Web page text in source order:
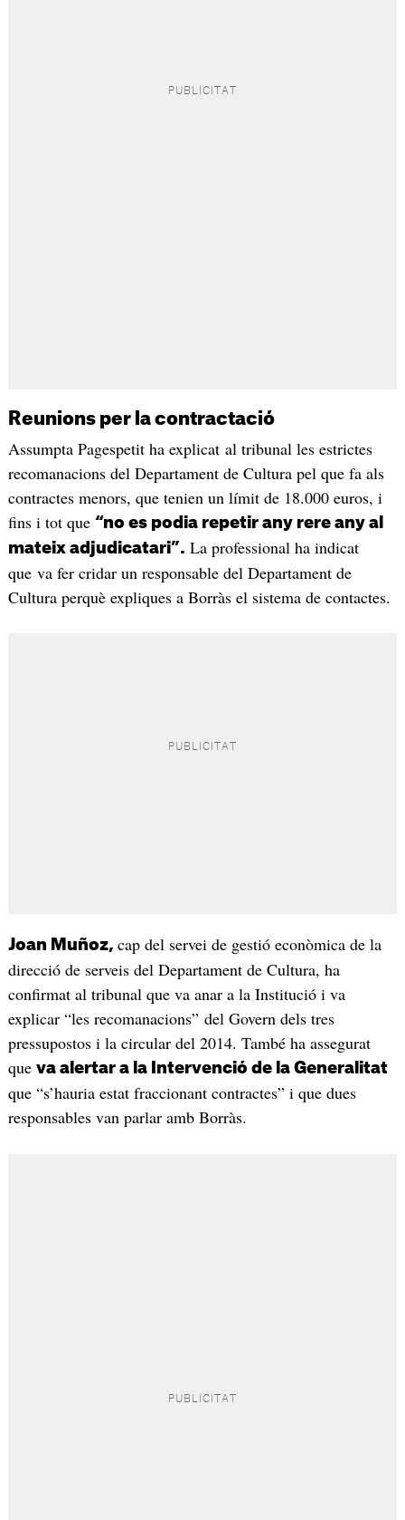
Reunions per la contractació
Assumpta Pagespetit ha explicat al tribunal les estrictes
recomanacions del Departament de Cultura pel que fa als
contractes menors, que tenien un límit de 18.000 euros, i
fins i tot que “no es podia repetir any rere any al
mateix adjudicatari”. La professional ha indicat
que va fer cridar un responsable del Departament de
Cultura perquè expliques a Borràs el sistema de contactes.
Joan Muñoz, cap del servei de gestió econòmica de la
direcció de serveis del Departament de Cultura, ha
confirmat al tribunal que va anar a la Institució i va
explicar “les recomanacions” del Govern dels tres
pressupostos i la circular del 2014. També ha assegurat
que va alertar a la Intervenció de la Generalitat
que “s’hauria estat fraccionant contractes” i que dues
responsables van parlar amb Borràs.